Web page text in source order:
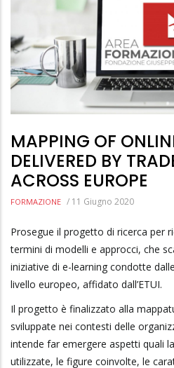
MAPPING OF
DELIVERED BY
ACROSS EUROPE
FORMAZIONE / 11 Giugno 2020
Prosegue il progetto di ricerca per
termini di modelli e approcci, che
iniziative di e-learning condotte
livello europeo, affidato dall’ETUI.
Il progetto è finalizzato alla
sviluppate nei contesti delle
intende far emergere aspetti quali
utilizzate, le figure coinvolte, le